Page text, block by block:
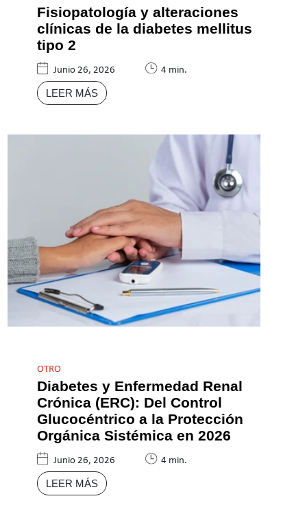
Fisiopatología y alteraciones
clínicas de la diabetes mellitus
tipo 2
Junio 26, 2026 4 min.
LEER MÁS
OTRO
Diabetes y Enfermedad Renal
Crónica (ERC): Del Control
Glucocéntrico a la Protección
Orgánica Sistémica en 2026
Junio 26, 2026 4 min.
LEER MÁS